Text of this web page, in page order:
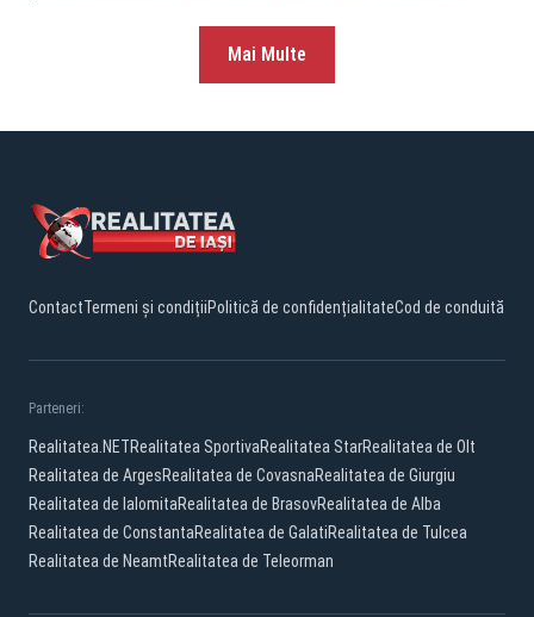
Mai Multe
ContactTermeni și condițiiPolitică de confidențialitateCod de conduită
Parteneri:
Realitatea.NETRealitatea SportivaRealitatea StarRealitatea de Olt
Realitatea de ArgesRealitatea de CovasnaRealitatea de Giurgiu
Realitatea de IalomitaRealitatea de BrasovRealitatea de Alba
Realitatea de ConstantaRealitatea de GalatiRealitatea de Tulcea
Realitatea de NeamtRealitatea de Teleorman